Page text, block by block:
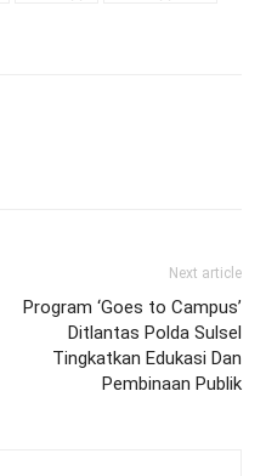
Next article
Program ‘Goes to Campus’
Ditlantas Polda Sulsel
Tingkatkan Edukasi Dan
Pembinaan Publik